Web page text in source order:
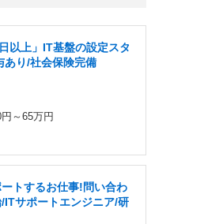
以上」IT基盤の設定スタ
あり/社会保険完備
～65万円
トするお仕事!問い合わ
ITサポートエンジニア/研